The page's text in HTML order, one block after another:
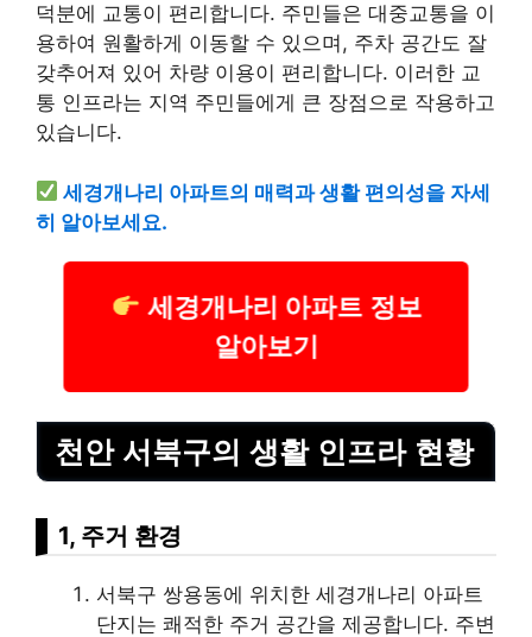
덕분에 교통이 편리합니다. 주민들은 대중교통을 이
용하여 원활하게 이동할 수 있으며, 주차 공간도 잘
갖추어져 있어 차량 이용이 편리합니다. 이러한 교
통 인프라는 지역 주민들에게 큰 장점으로 작용하고
있습니다.
세경개나리 아파트의 매력과 생활 편의성을 자세
히 알아보세요.
세경개나리 아파트 정보
알아보기
천안 서북구의 생활 인프라 현황
1, 주거 환경
서북구 쌍용동에 위치한 세경개나리 아파트
단지는 쾌적한 주거 공간을 제공합니다. 주변